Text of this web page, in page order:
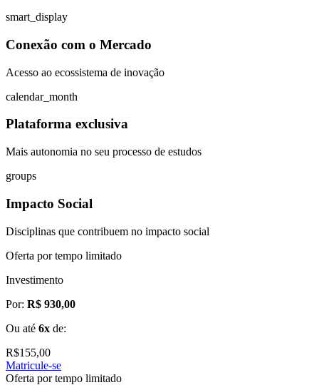
smart_display
Conexão com o Mercado
Acesso ao ecossistema de inovação
calendar_month
Plataforma exclusiva
Mais autonomia no seu processo de estudos
groups
Impacto Social
Disciplinas que contribuem no impacto social
Oferta por tempo limitado
Investimento
Por: R$ 930,00
Ou até 6x de:
R$155,00
Matricule-se
Oferta por tempo limitado